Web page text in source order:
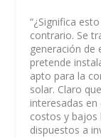
“¿Significa
contrario. Se
generación de
pretende
apto para la
solar. Claro
interesadas
costos y bajos
dispuestos a